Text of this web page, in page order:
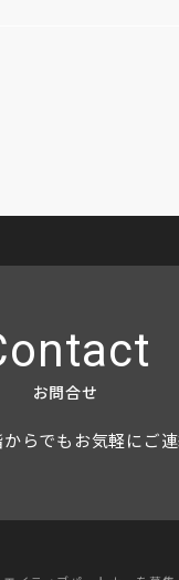
お問合せ
らでもお気軽にご連